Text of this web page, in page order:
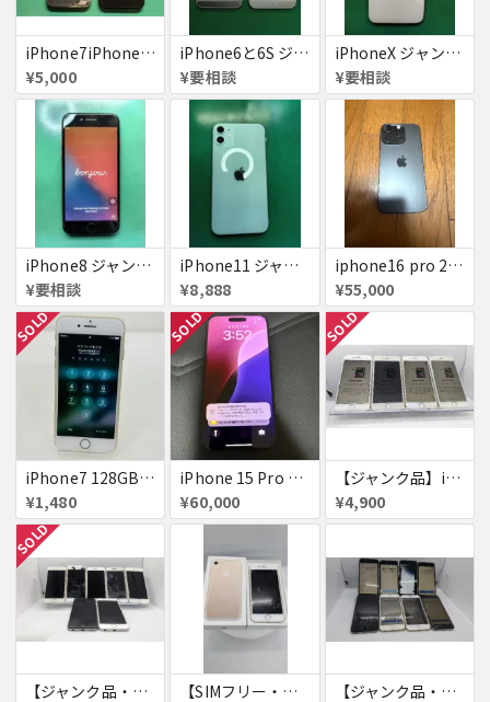
iPhone7iPhone8ジャンク
¥5,000
iPhone6と6S ジャンク品
¥要相談
iPhoneX ジャンク品
¥要相談
iPhone8 ジャンク品
¥要相談
iPhone11 ジャンク
¥8,888
iphone16 pro 256gb ブラックチタニウム
¥55,000
SOLD
iPhone7 128GB 赤ロム SoftBank ジャンク ゴールド A1779 パスコード不明 送料無料
¥1,480
SOLD
iPhone 15 Pro 128GB ブラックチタニウム ネットワーク利用制限あり
¥60,000
SOLD
【ジャンク品】iPhone6s ４台セット
¥4,900
SOLD
【ジャンク品・初期化済・SIMロック解除済】iPhone6 7台セット 【SIMフリー・付属品あり】iPhone 7 128GB 【ジャンク品・初期化済】iPhone6 8台セット